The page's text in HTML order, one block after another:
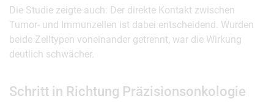
Die Studie zeigte auch: Der direkte Kontakt zwischen
Tumor- und Immunzellen ist dabei entscheidend. Wurden
beide Zelltypen voneinander getrennt, war die Wirkung
deutlich schwächer.
Schritt in Richtung Präzisionsonkologie